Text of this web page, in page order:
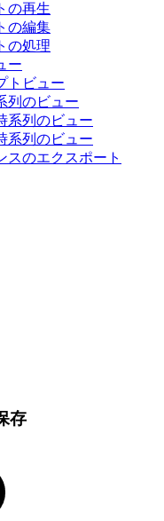
の再生
の編集
の処理
ー
トビュー
列のビュー
系列のビュー
系列のビュー
スのエクスポート
存